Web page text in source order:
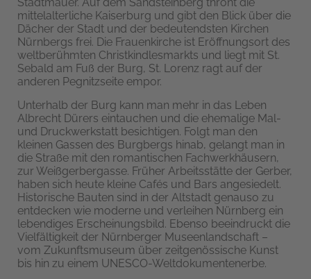
Stadtmauer. Auf dem Sandsteinberg thront die
mittelalterliche Kaiserburg und gibt den Blick über die
Dächer der Stadt und der bedeutendsten Kirchen
Nürnbergs frei. Die Frauenkirche ist Eröffnungsort des
weltberühmten Christkindlesmarkts und liegt mit St.
Sebald am Fuß der Burg, St. Lorenz ragt auf der
anderen Pegnitzseite empor.
Unterhalb der Burg kann man mehr in das Leben
Albrecht Dürers eintauchen und die ehemalige Mal-
und Druckwerkstatt besichtigen. Folgt man den
kleinen Gassen des Burgbergs hinab, gelangt man in
die Straße mit den romantischen Fachwerkhäusern,
zur Weißgerbergasse. Früher Arbeitsstätte der Gerber,
haben sich heute kleine Cafés und Bars angesiedelt.
Historische Bauten sind in der Altstadt genauso zu
entdecken wie moderne und verleihen Nürnberg ein
lebendiges Erscheinungsbild. Ebenso beeindruckt die
Vielfältigkeit der Nürnberger Museenlandschaft –
vom Zukunftsmuseum über zeitgenössische Kunst
bis hin zu einem UNESCO-Weltdokumentenerbe.